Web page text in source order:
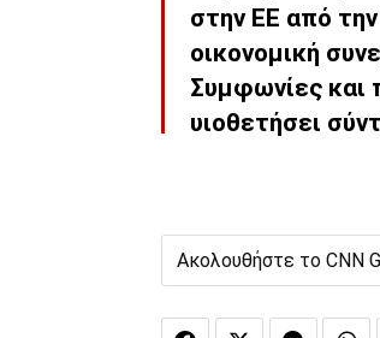
στην ΕΕ από
οικονομική
Συμφωνίες και
υιοθετήσει
Ακολουθήστε το CNN